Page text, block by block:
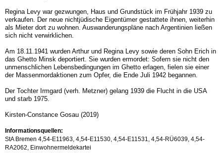
Regina Levy war gezwungen, Haus und Grundstück im Frühjahr 1939 zu
verkaufen. Der neue nichtjüdische Eigentümer gestattete ihnen, weiterhin
als Mieter dort zu wohnen. Auswanderungspläne nach Argentinien ließen
sich nicht verwirklichen.
Am 18.11.1941 wurden Arthur und Regina Levy sowie deren Sohn Erich in
das Ghetto Minsk deportiert. Sie wurden ermordet: Sofern sie nicht den
unmenschlichen Lebensbedingungen im Ghetto erlagen, fielen sie einer
der Massenmordaktionen zum Opfer, die Ende Juli 1942 begannen.
Der Tochter Irmgard (verh. Metzner) gelang 1939 die Flucht in die USA
und starb 1975.
Kirsten-Constance Gosau (2019)
Informationsquellen:
StA Bremen 4,54-E11963, 4,54-E11530, 4,54-E11531, 4,54-RÜ6039, 4,54-
RA2062, Einwohnermeldekartei